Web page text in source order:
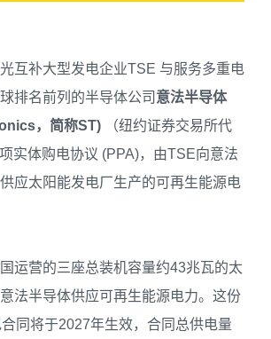
互补大型发电企业TSE 与服务多重电
排名前列的半导体公司 意法半导体
，简称ST) （纽约证券交易所代
实体购电协议 (PPA)，由TSE向意法
应太阳能发电厂生产的可再生能源电
运营的三座总装机容量约43兆瓦的太
法半导体供应可再生能源电力。这份
同将于2027年生效，合同总供电量